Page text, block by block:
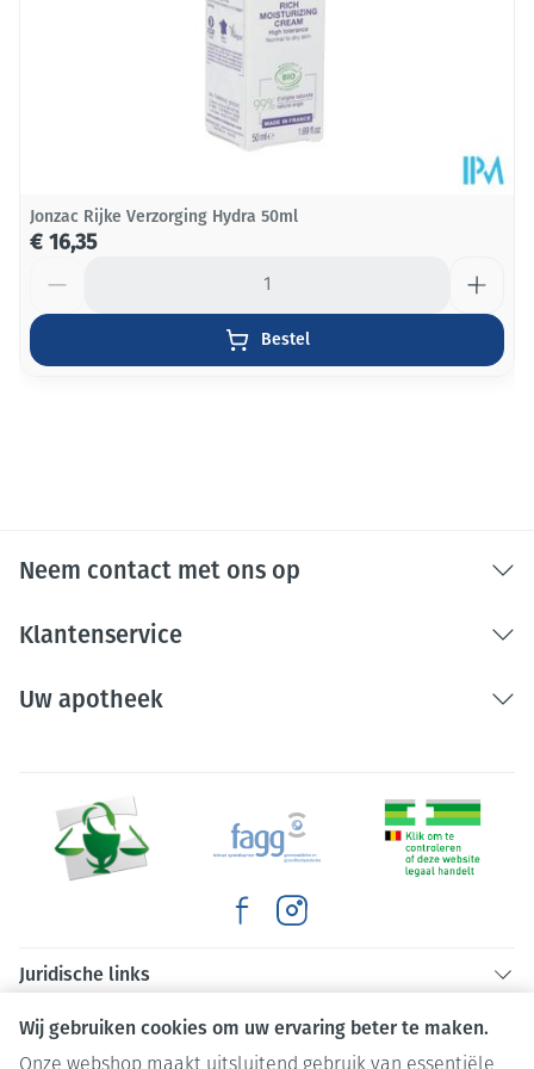
Wij gebruiken cookies om uw ervaring beter te maken.
Jonzac Rijke Verzorging Hydra 50ml
€ 16,35
Bestel
Neem contact met ons op
Klantenservice
Uw apotheek
Juridische links